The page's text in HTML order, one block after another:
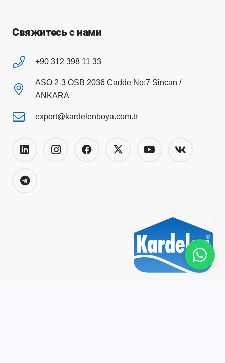
Свяжитесь с нами
+90 312 398 11 33
ASO 2-3 OSB 2036 Cadde No:7 Sincan /
ANKARA
export@kardelenboya.com.tr